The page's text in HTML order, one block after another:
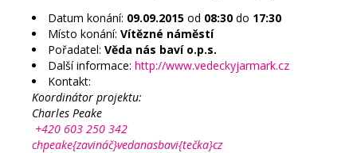
Datum konání: 09.09.2015 od 08:30 do 17:30
Místo konání: Vítězné náměstí
Pořadatel: Věda nás baví o.p.s.
Další informace: http://www.vedeckyjarmark.cz
Kontakt:
Koordinátor projektu:
Charles Peake
+420 603 250 342
chpeake{zavináč}vedanasbavi{tečka}cz